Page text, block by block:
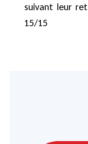
suivant leur
15/15